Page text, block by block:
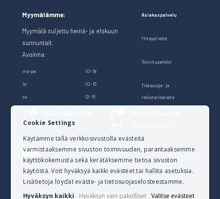
Myymälämme:
Myymälä suljettu heinä- ja elokuun
sunnuntait.
Avoinna:
ma-pe 10-18
la 10-16
su 12-16
Asiakaspalvelu
Yhteystiedot
Toimitusehdot
Tietosuoja- ja
rekisteriseloste
040 528 1124
Lähetä sähköpostia
verkkokauppa@kalusteheinoset.fi
Cookie Settings
Käytämme tällä verkkosivustolla evästeitä
varmistaaksemme sivuston toimivuuden, parantaaksemme
käyttökokemusta sekä kerätäksemme tietoa sivuston
käytöstä. Voit hyväksyä kaikki evästeet tai hallita asetuksia.
Lisätietoja löydät eväste- ja tietosuojaselosteestamme.
Hyväksyn kaikki
Hyväksyn vain pakolliset Valitse evästeet